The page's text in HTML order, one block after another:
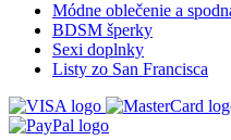
Módne oblečenie a
BDSM šperky
Sexi doplnky
Listy zo San Francisca